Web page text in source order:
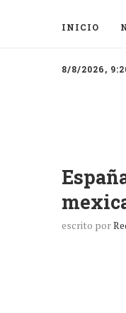
INICIO
8/8/2026,
escrito por